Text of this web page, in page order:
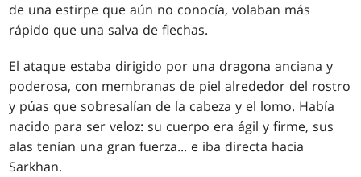
de una estirpe que aún no conocía, volaban más
rápido que una salva de flechas.
El ataque estaba dirigido por una dragona anciana y
poderosa, con membranas de piel alrededor del rostro
y púas que sobresalían de la cabeza y el lomo. Había
nacido para ser veloz: su cuerpo era ágil y firme, sus
alas tenían una gran fuerza... e iba directa hacia
Sarkhan.